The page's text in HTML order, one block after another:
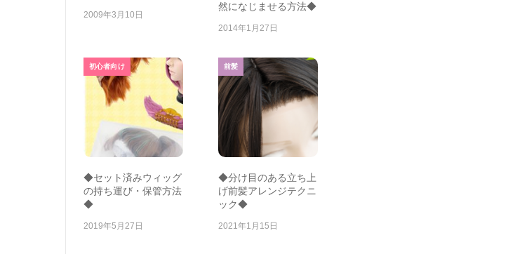
2009年3月10日
然になじませる方法◆
2014年1月27日
初心者向け
◆セット済みウィッグ
の持ち運び・保管方法
◆
2019年5月27日
前髪
◆分け目のある立ち上
げ前髪アレンジテクニ
ック◆
2021年1月15日